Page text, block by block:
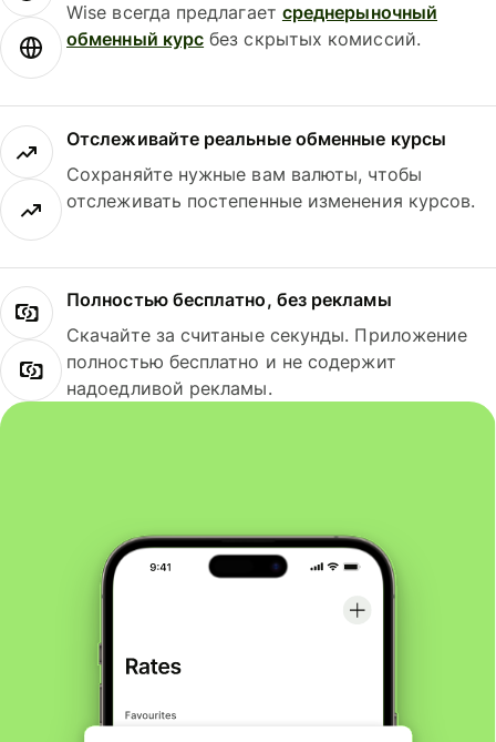
Wise всегда предлагает среднерыночный
обменный курс без скрытых комиссий.
Отслеживайте реальные обменные курсы
Сохраняйте нужные вам валюты, чтобы
отслеживать постепенные изменения курсов.
Полностью бесплатно, без рекламы
Скачайте за считаные секунды. Приложение
полностью бесплатно и не содержит
надоедливой рекламы.